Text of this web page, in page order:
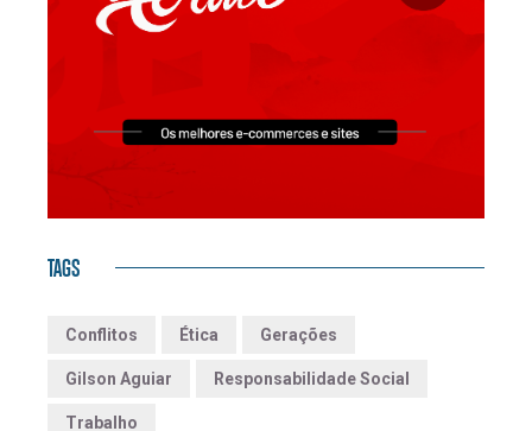
TAGS
Conflitos Ética Gerações
Gilson Aguiar Responsabilidade Social
Trabalho